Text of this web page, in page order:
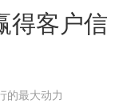
得客户信
的最大动力